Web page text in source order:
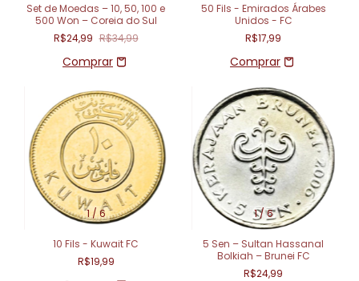
Set de Moedas – 10, 50, 100 e
500 Won – Coreia do Sul
R$24,99 R$34,99
50 Fils - Emirados Árabes
Unidos - FC
R$17,99
1/6
10 Fils - Kuwait FC
R$19,99
1/6
5 Sen – Sultan Hassanal
Bolkiah – Brunei FC
R$24,99